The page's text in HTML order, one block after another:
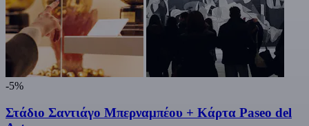
-5%
Στάδιο Σαντιάγο Μπερναμπέου + Κάρτα Paseo del